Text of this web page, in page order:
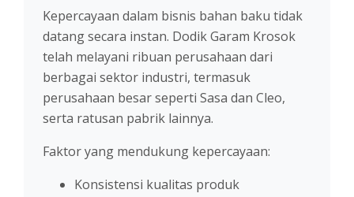
Kepercayaan dalam bisnis bahan baku tidak
datang secara instan. Dodik Garam Krosok
telah melayani ribuan perusahaan dari
berbagai sektor industri, termasuk
perusahaan besar seperti Sasa dan Cleo,
serta ratusan pabrik lainnya.
Faktor yang mendukung kepercayaan:
Konsistensi kualitas produk